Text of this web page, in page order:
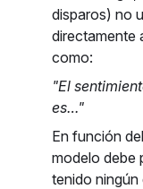
disparos) no
directamente
como:
"El
es…"
En función
modelo debe
tenido ningún